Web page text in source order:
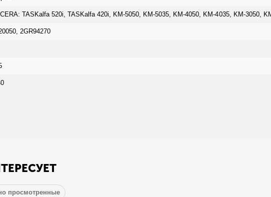
TASKalfa 520i, TASKalfa 420i, KM-5050, KM-5035, KM-4050, KM-4035, KM-3050,
2GR94270
просмотренные